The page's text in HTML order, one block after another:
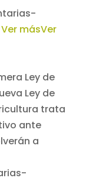
Ver másVer